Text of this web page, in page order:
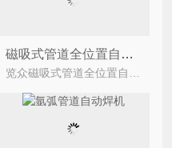
磁吸式管道全位置自动焊机